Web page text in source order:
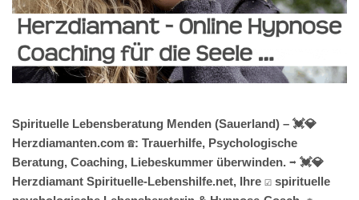
Spirituelle Lebensberatung Menden (Sauerland) – 💓️💎
Herzdiamanten.com ☎️: Trauerhilfe, Psychologische
Beratung, Coaching, Liebeskummer überwinden. ➡️ 💓️💎
Herzdiamant Spirituelle-Lebenshilfe.net, Ihre ☑️ spirituelle